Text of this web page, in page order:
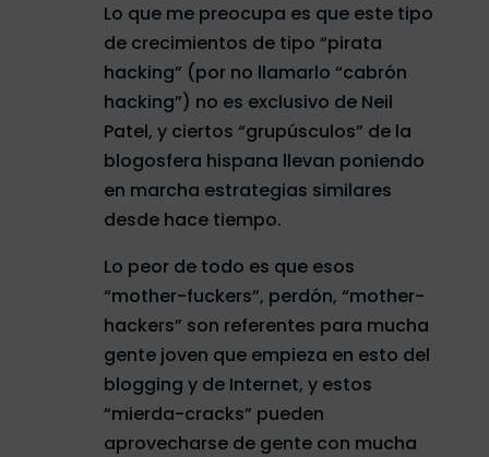
Lo que me preocupa es que este tipo
de crecimientos de tipo “pirata
hacking” (por no llamarlo “cabrón
hacking”) no es exclusivo de Neil
Patel, y ciertos “grupúsculos” de la
blogosfera hispana llevan poniendo
en marcha estrategias similares
desde hace tiempo.
Lo peor de todo es que esos
“mother-fuckers”, perdón, “mother-
hackers” son referentes para mucha
gente joven que empieza en esto del
blogging y de Internet, y estos
“mierda-cracks” pueden
aprovecharse de gente con mucha